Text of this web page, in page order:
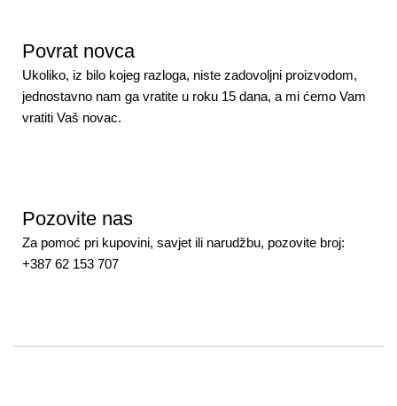
Povrat novca
Ukoliko, iz bilo kojeg razloga, niste zadovoljni proizvodom,
jednostavno nam ga vratite u roku 15 dana, a mi ćemo Vam
vratiti Vaš novac.
Pozovite nas
Za pomoć pri kupovini, savjet ili narudžbu, pozovite broj:
+387 62 153 707